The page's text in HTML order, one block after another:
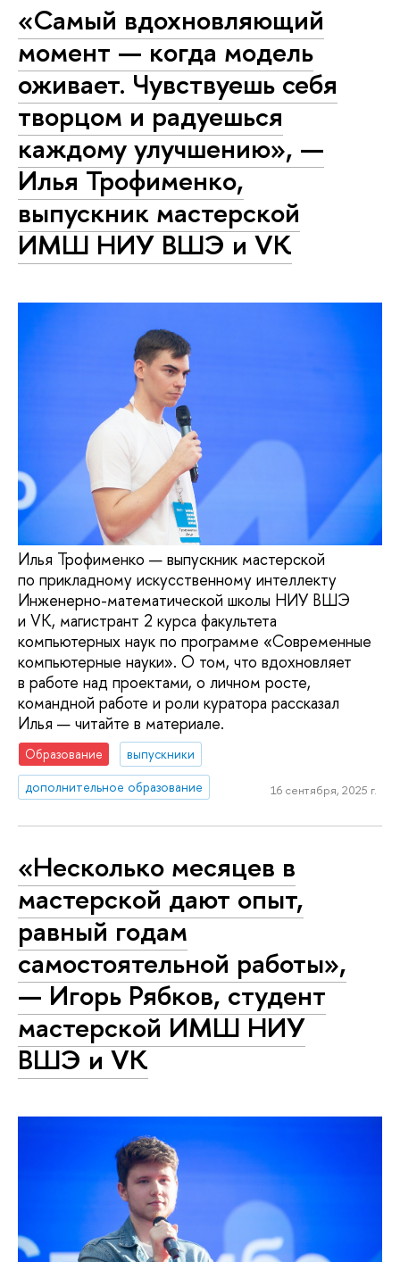
«Самый вдохновляющий
момент — когда модель
оживает. Чувствуешь себя
творцом и радуешься
каждому улучшению», —
Илья Трофименко,
выпускник мастерской
ИМШ НИУ ВШЭ и VK
Илья Трофименко — выпускник мастерской
по прикладному искусственному интеллекту
Инженерно-математической школы НИУ ВШЭ
и VK, магистрант 2 курса факультета
компьютерных наук по программе «Современные
компьютерные науки». О том, что вдохновляет
в работе над проектами, о личном росте,
командной работе и роли куратора рассказал
Илья — читайте в материале.
Образование
выпускники
дополнительное образование
16 сентября, 2025 г.
«Несколько месяцев в
мастерской дают опыт,
равный годам
самостоятельной работы»,
— Игорь Рябков, студент
мастерской ИМШ НИУ
ВШЭ и VK